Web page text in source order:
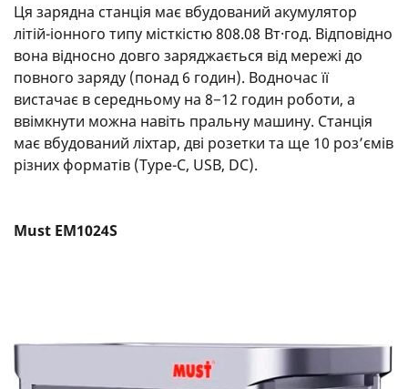
Ця зарядна станція має вбудований акумулятор
літій-іонного типу місткістю 808.08 Вт·год. Відповідно
вона відносно довго заряджається від мережі до
повного заряду (понад 6 годин). Водночас її
вистачає в середньому на 8−12 годин роботи, а
ввімкнути можна навіть пральну машину. Станція
має вбудований ліхтар, дві розетки та ще 10 роз’ємів
різних форматів (Type-C, USB, DC).
Must EM1024S